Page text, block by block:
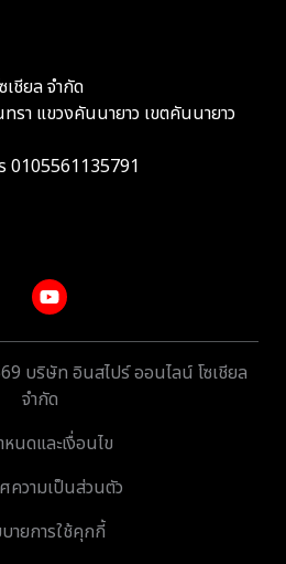
ชียล จำกัด
า แขวงคันนายาว เขตคันนายาว
0105561135791
บริษัท อินสไปร์ ออนไลน์ โซเชียล
จำกัด
นดและเงื่อนไข
ความเป็นส่วนตัว
ายการใช้คุกกี้